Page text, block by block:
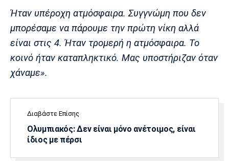
Μπορούσια
Ντόρτμουντ
Παρί Σεν
Ζερμέν
Μαρσέιγ
Μονακό
Ήταν υπέροχη ατμόσφαιρα. Συγγνώμη που δεν
μπορέσαμε να πάρουμε την πρώτη νίκη αλλά
είναι στις 4. Ήταν τρομερή η ατμόσφαιρα. Το
κοινό ήταν καταπληκτικό. Μας υποστήριζαν όταν
χάναμε».
Διαβάστε Επίσης
Ολυμπιακός: Δεν είναι μόνο ανέτοιμος, είναι
ίδιος με πέρσι